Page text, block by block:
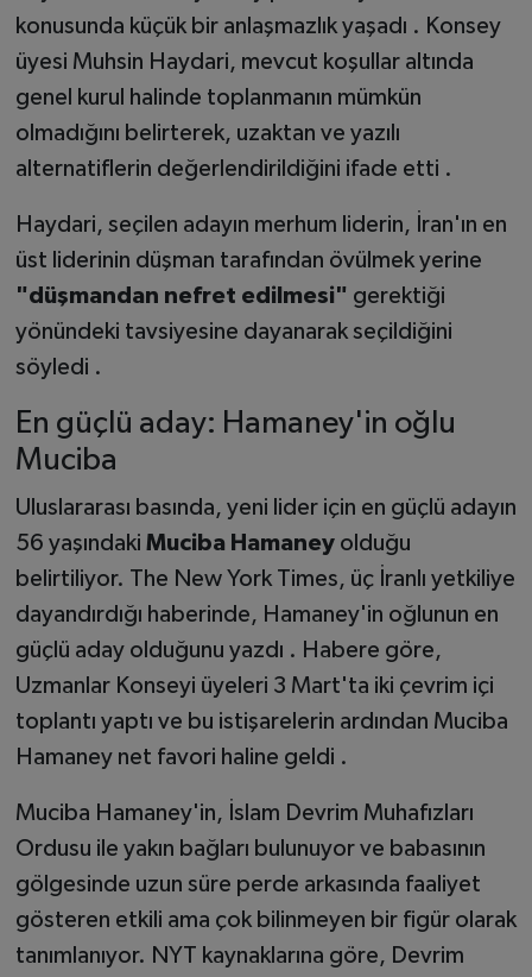
konusunda küçük bir anlaşmazlık yaşadı . Konsey
üyesi Muhsin Haydari, mevcut koşullar altında
genel kurul halinde toplanmanın mümkün
olmadığını belirterek, uzaktan ve yazılı
alternatiflerin değerlendirildiğini ifade etti .
Haydari, seçilen adayın merhum liderin, İran'ın en
üst liderinin düşman tarafından övülmek yerine
"düşmandan nefret edilmesi" gerektiği
yönündeki tavsiyesine dayanarak seçildiğini
söyledi .
En güçlü aday: Hamaney'in oğlu
Muciba
Uluslararası basında, yeni lider için en güçlü adayın
56 yaşındaki Muciba Hamaneyolduğu
belirtiliyor. The New York Times, üç İranlı yetkiliye
dayandırdığı haberinde, Hamaney'in oğlunun en
güçlü aday olduğunu yazdı . Habere göre,
Uzmanlar Konseyi üyeleri 3 Mart'ta iki çevrim içi
toplantı yaptı ve bu istişarelerin ardından Muciba
Hamaney net favori haline geldi .
Muciba Hamaney'in, İslam Devrim Muhafızları
Ordusu ile yakın bağları bulunuyor ve babasının
gölgesinde uzun süre perde arkasında faaliyet
gösteren etkili ama çok bilinmeyen bir figür olarak
tanımlanıyor. NYT kaynaklarına göre, Devrim